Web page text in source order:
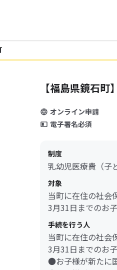
【福島県鏡石
オンライン申請
電子署名必須
制度
乳幼児医療費（子
対象
当町に在住の社会
3月31日までのお
手続を行う人
当町に在住の社会
3月31日までのお
●お子様が新たに